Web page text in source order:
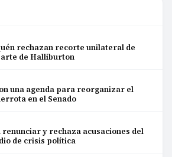
rechazan recorte unilateral de
de Halliburton
una agenda para reorganizar el
en el Senado
y rechaza acusaciones del
de crisis política